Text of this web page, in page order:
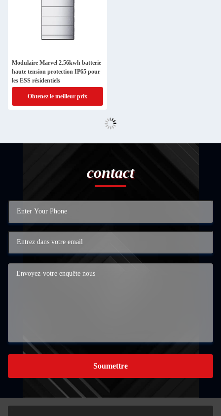
Modulaire Marvel 2.56kwh batterie
haute tension protection IP65 pour
les ESS résidentiels
Obtenez le meilleur prix
contact
Soumettre